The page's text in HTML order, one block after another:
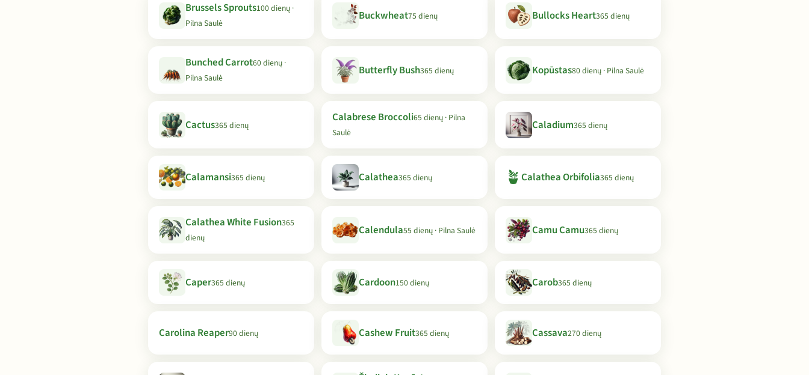
Brussels Sprouts100 dienų ·
Pilna Saulė
Buckwheat75 dienų Bullocks Heart365 dienų
Bunched Carrot60 dienų ·
Pilna Saulė
Butterfly Bush365 dienų Kopūstas80 dienų · Pilna Saulė
Cactus365 dienų
Calabrese Broccoli65 dienų · Pilna
Saulė
Caladium365 dienų
Calamansi365 dienų Calathea365 dienų 🪴 Calathea Orbifolia365 dienų
Calathea White Fusion365
dienų
Calendula55 dienų · Pilna Saulė Camu Camu365 dienų
Caper365 dienų Cardoon150 dienų Carob365 dienų
Carolina Reaper90 dienų Cashew Fruit365 dienų Cassava270 dienų